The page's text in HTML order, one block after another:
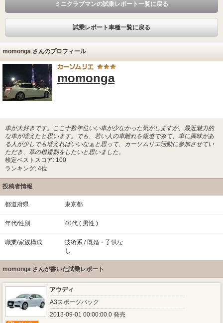
ミニクラブマンの試乗レポート一覧に戻る
試乗レポート車種一覧に戻る
momonga さんのプロフィール
momonga
車が大好きです。ここ十数年位いい車が少なかった気がしますが、最近魅力的
な車が増えたと思います。でも、若い人の車離れを報道でみて、車に興味があ
る人が少しでも増えればいいなぁと思って、カーソムリエ活動に参加させてい
ただき、草の根運動をしたいと思いました。
検定ベストスコア: 100
ランキング: 4位
投稿者情報
都道府県 東京都
年代/性別 40代 ( 男性 )
職業/家族構成
技術系 / 既婚・子供な
し
momonga さんが書いた試乗レポート
アウディ
A3スポーツバック
2013-09-01 00:00:00.0 発売